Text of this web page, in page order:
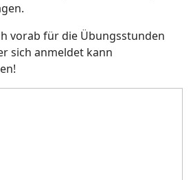
vorab für die Übungsstunden
sich anmeldet kann